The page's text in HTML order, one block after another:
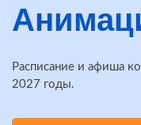
Расписание и афиша
2027 годы.